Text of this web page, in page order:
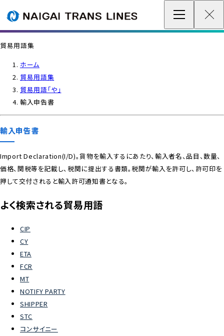
IR情報
サステナビリティ
ENGLISH
企業情報 / グローバルネットワーク
各種情報
最新情報
貿易用語集
ホーム
貿易用語集
貿易用語「や」
輸入申告書
輸入申告書
Import Declaration(I/D)。貨物を輸入するにあたり、輸入者名、品目、数量、
価格、関税等を記載し、税関に提出する書類。税関が輸入を許可し、許可印を
押して交付されると輸入許可通知書となる。
よく検索される貿易用語
CIP
CY
ETA
FCR
MT
NOTIFY PARTY
SHIPPER
STC
コンサイニー